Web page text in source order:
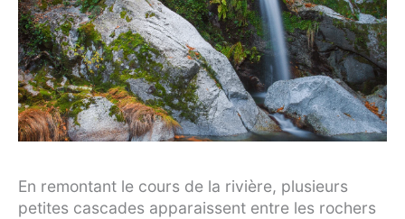
En remontant le cours de la rivière, plusieurs
petites cascades apparaissent entre les rochers